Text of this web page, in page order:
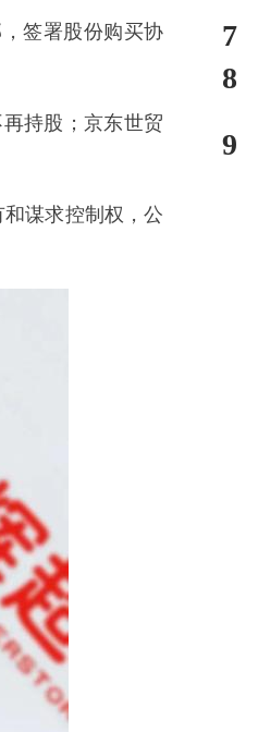
签署股份购买协
持股；京东世贸
谋求控制权，公
7
8
9